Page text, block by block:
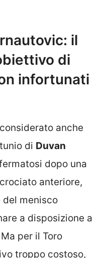
il
di
infortunati
anche
di Duvan
dopo una
anteriore,
del menisco
a disposizione a
per il Toro
troppo costoso,